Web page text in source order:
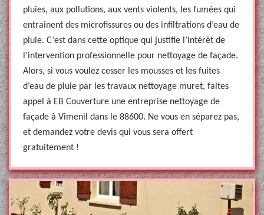
pluies, aux pollutions, aux vents violents, les fumées qui
entrainent des microfissures ou des infiltrations d’eau de
pluie. C’est dans cette optique qui justifie l’intérêt de
l’intervention professionnelle pour nettoyage de façade.
Alors, si vous voulez cesser les mousses et les fuites
d’eau de pluie par les travaux nettoyage muret, faites
appel à EB Couverture une entreprise nettoyage de
façade à Vimenil dans le 88600. Ne vous en séparez pas,
et demandez votre devis qui vous sera offert
gratuitement !